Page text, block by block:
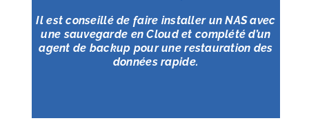
Il est conseillé de faire installer un NAS avec
une sauvegarde en Cloud et complété d’un
agent de backup pour unerestauration des
donnéesrapide.